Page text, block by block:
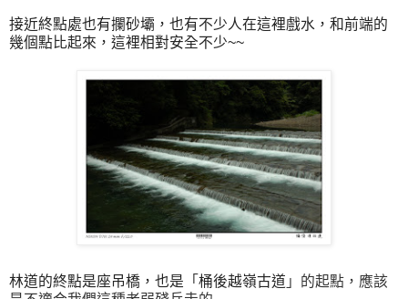
接近終點處也有攔砂壩，也有不少人在這裡戲水，和前端的
幾個點比起來，這裡相對安全不少~~
林道的終點是座吊橋，也是 「 桶後越嶺古道 」的起點，應該